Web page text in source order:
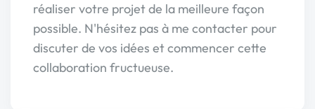
réaliser votre projet de la meilleure façon
possible. N'hésitez pas à me contacter pour
discuter de vos idées et commencer cette
collaboration fructueuse.